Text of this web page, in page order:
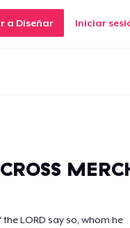
a Diseñar Iniciar
LORD say so, whom he